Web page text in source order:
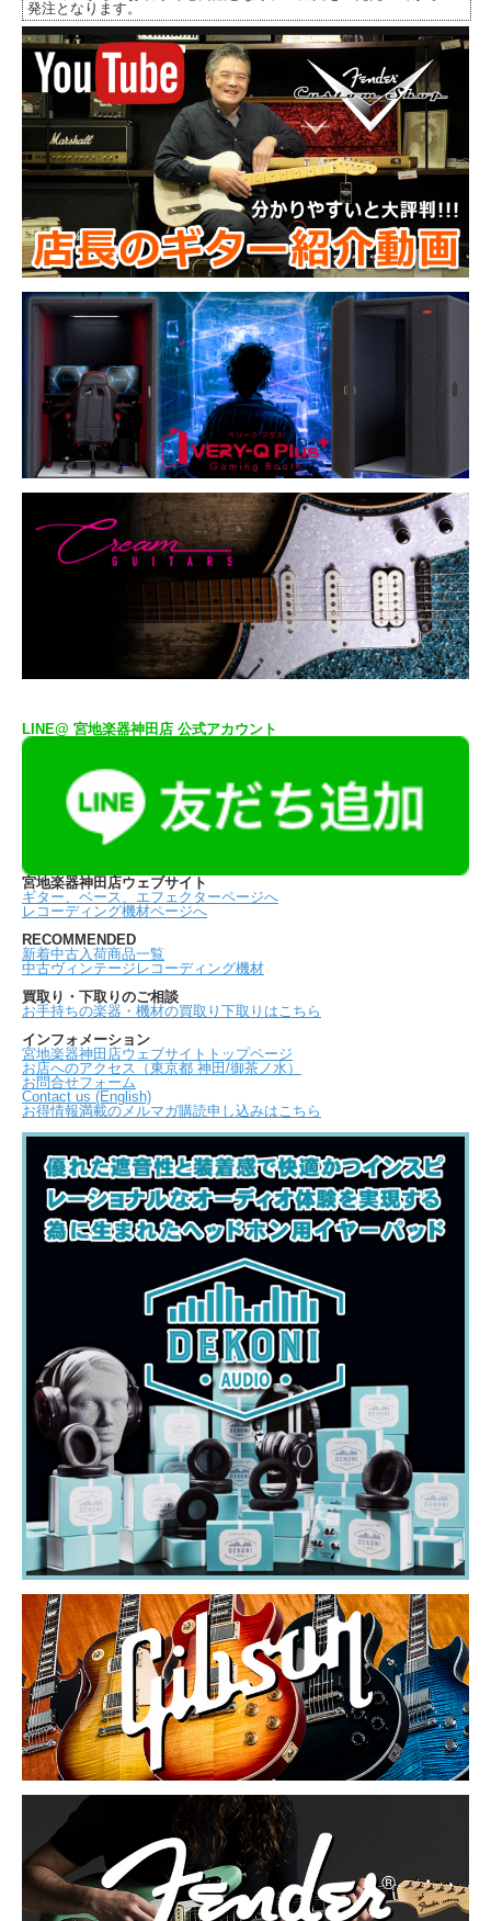
発注となります。
LINE@ 宮地楽器神田店 公式アカウント
宮地楽器神田店ウェブサイト
ギター、ベース、エフェクターページへ
レコーディング機材ページへ
RECOMMENDED
新着中古入荷商品一覧
中古ヴィンテージレコーディング機材
買取り・下取りのご相談
お手持ちの楽器・機材の買取り下取りはこちら
インフォメーション
宮地楽器神田店ウェブサイトトップページ
お店へのアクセス（東京都 神田/御茶ノ水）
お問合せフォーム
Contact us (English)
お得情報満載のメルマガ購読申し込みはこちら